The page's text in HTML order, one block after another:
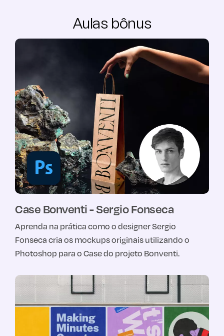
Aulas bônus
Case Bonventi - Sergio Fonseca
Aprenda na prática como o designer Sergio
Fonseca cria os mockups originais utilizando o
Photoshop para o Case do projeto Bonventi.